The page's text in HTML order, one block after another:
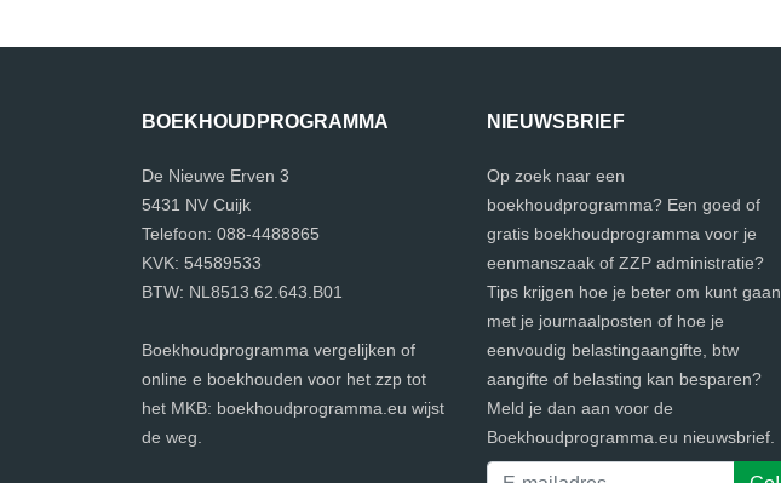
BOEKHOUDPROGRAMMA
De Nieuwe Erven 3
5431 NV Cuijk
Telefoon: 088-4488865
KVK: 54589533
BTW: NL8513.62.643.B01
Boekhoudprogramma vergelijken of
online e boekhouden voor het zzp tot
het MKB: boekhoudprogramma.eu wijst
de weg.
NIEUWSBRIEF
Op zoek naar een
boekhoudprogramma? Een goed of
gratis boekhoudprogramma voor je
eenmanszaak of ZZP administratie?
Tips krijgen hoe je beter om kunt gaan
met je journaalposten of hoe je
eenvoudig belastingaangifte, btw
aangifte of belasting kan besparen?
Meld je dan aan voor de
Boekhoudprogramma.eu nieuwsbrief.